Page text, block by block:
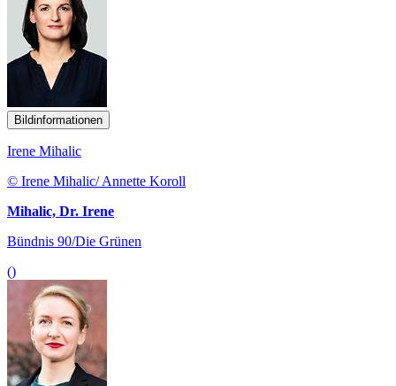
Bildinformationen
Irene Mihalic
© Irene Mihalic/ Annette Koroll
Mihalic, Dr. Irene
Bündnis 90/Die Grünen
()